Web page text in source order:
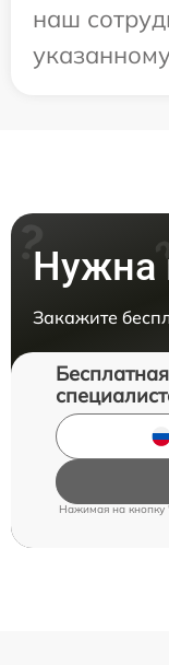
наш
Нужна
Закажите
Нажимая на кнопку